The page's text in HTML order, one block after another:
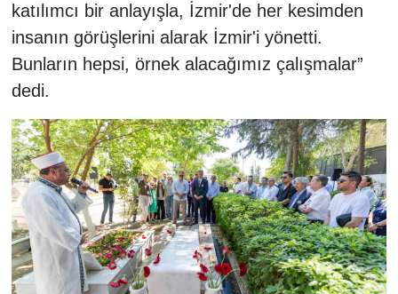
katılımcı bir anlayışla, İzmir'de her kesimden
insanın görüşlerini alarak İzmir'i yönetti.
Bunların hepsi, örnek alacağımız çalışmalar”
dedi.